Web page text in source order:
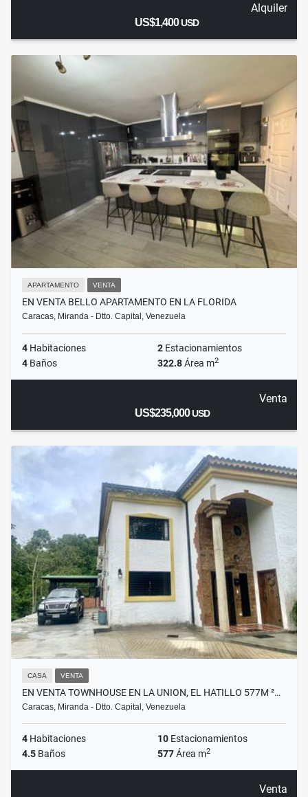
Alquiler
US$1,400USD
APARTAMENTO VENTA
EN VENTA BELLO APARTAMENTO EN LA FLORIDA
Caracas, Miranda - Dtto. Capital, Venezuela
4 Habitaciones 2 Estacionamientos
4 Baños 322.8Área m2
Venta
US$235,000USD
CASA VENTA
EN VENTA TOWNHOUSE EN LA UNION, EL HATILLO 577M ²…
Caracas, Miranda - Dtto. Capital, Venezuela
4 Habitaciones 10 Estacionamientos
4.5 Baños 577Área m2
Venta